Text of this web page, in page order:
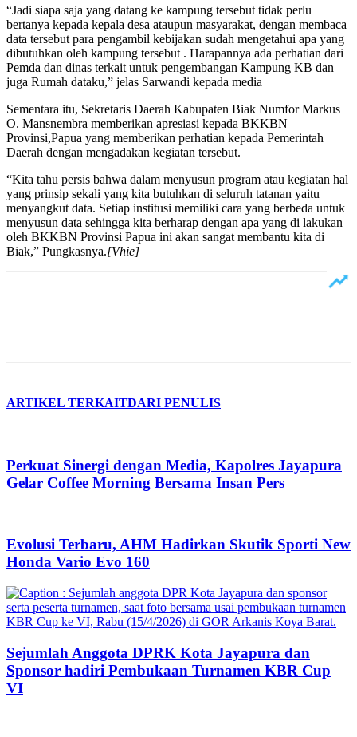
“Jadi siapa saja yang datang ke kampung tersebut tidak perlu
bertanya kepada kepala desa ataupun masyarakat, dengan membaca
data tersebut para pengambil kebijakan sudah mengetahui apa yang
dibutuhkan oleh kampung tersebut . Harapannya ada perhatian dari
Pemda dan dinas terkait untuk pengembangan Kampung KB dan
juga Rumah dataku,” jelas Sarwandi kepada media
Sementara itu, Sekretaris Daerah Kabupaten Biak Numfor Markus
O. Mansnembra memberikan apresiasi kepada BKKBN
Provinsi,Papua yang memberikan perhatian kepada Pemerintah
Daerah dengan mengadakan kegiatan tersebut.
“Kita tahu persis bahwa dalam menyusun program atau kegiatan hal
yang prinsip sekali yang kita butuhkan di seluruh tatanan yaitu
menyangkut data. Setiap institusi memiliki cara yang berbeda untuk
menyusun data sehingga kita berharap dengan apa yang di lakukan
oleh BKKBN Provinsi Papua ini akan sangat membantu kita di
Biak,” Pungkasnya.[Vhie]
ARTIKEL TERKAITDARI PENULIS
Perkuat Sinergi dengan Media, Kapolres Jayapura
Gelar Coffee Morning Bersama Insan Pers
Evolusi Terbaru, AHM Hadirkan Skutik Sporti New
Honda Vario Evo 160
Sejumlah Anggota DPRK Kota Jayapura dan
Sponsor hadiri Pembukaan Turnamen KBR Cup
VI